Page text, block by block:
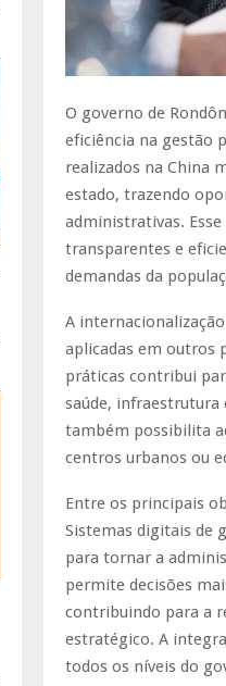
O governo de
eficiência na gestão
realizados na China
estado, trazendo
administrativas.
transparentes e
demandas da
A
aplicadas em outros
práticas contribui
saúde,
também possibilita
centros urbanos ou
Entre os principais
Sistemas digitais de
para tornar a
permite decisões
contribuindo para a
estratégico. A
todos os níveis do